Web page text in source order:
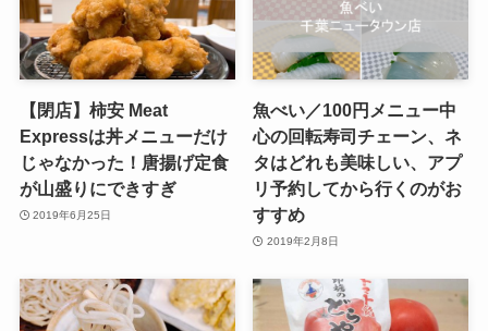
【閉店】柿安 Meat
Expressは丼メニューだけ
じゃなかった！唐揚げ定食
が山盛りにできすぎ
2019年6月25日
魚べい／100円メニュー中
心の回転寿司チェーン、ネ
タはどれも美味しい、アプ
リ予約してから行くのがお
すすめ
2019年2月8日